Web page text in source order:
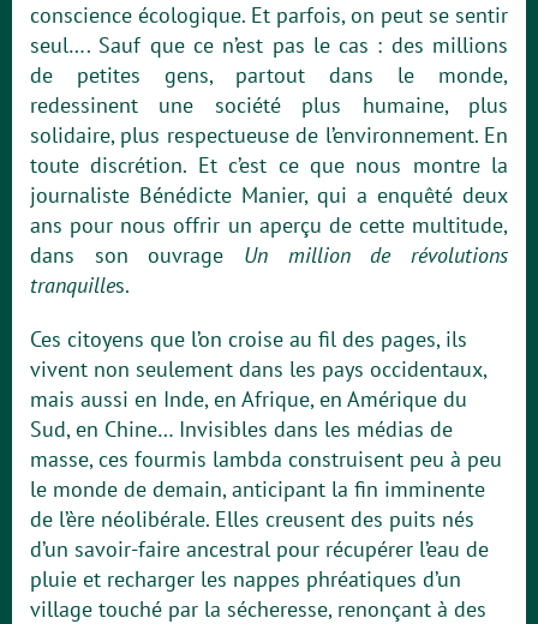
conscience écologique. Et parfois, on peut se sentir
seul…. Sauf que ce n’est pas le cas : des millions
de petites gens, partout dans le monde,
redessinent une société plus humaine, plus
solidaire, plus respectueuse de l’environnement. En
toute discrétion. Et c’est ce que nous montre la
journaliste Bénédicte Manier, qui a enquêté deux
ans pour nous offrir un aperçu de cette multitude,
dans son ouvrage Un million de révolutions
tranquilles.
Ces citoyens que l’on croise au fil des pages, ils
vivent non seulement dans les pays occidentaux,
mais aussi en Inde, en Afrique, en Amérique du
Sud, en Chine… Invisibles dans les médias de
masse, ces fourmis lambda construisent peu à peu
le monde de demain, anticipant la fin imminente
de l’ère néolibérale. Elles creusent des puits nés
d’un savoir-faire ancestral pour récupérer l’eau de
pluie et recharger les nappes phréatiques d’un
village touché par la sécheresse, renonçant à des